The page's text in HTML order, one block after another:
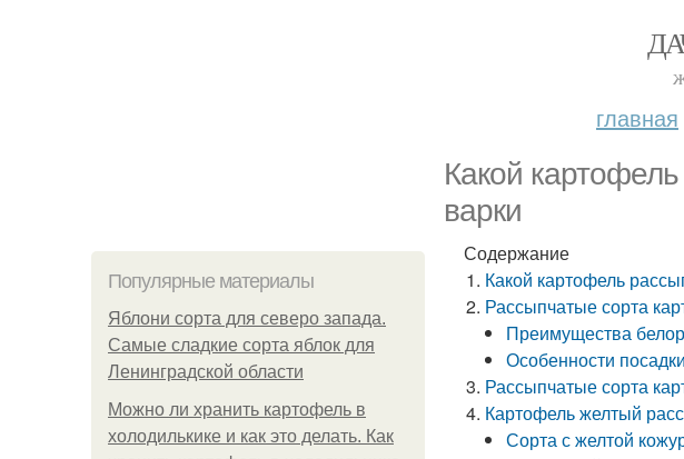
главная
Какой
варки
Популярные материалы
Яблони сорта для северо запада.
Самые сладкие сорта яблок для
Ленинградской области
Можно ли хранить картофель в
холодилькике и как это делать. Как
Содержание
Какой картофель
Рассыпчатые сорта
Преимущества
Особенности
Рассыпчатые сорта
Картофель желтый
Сорта с желтой